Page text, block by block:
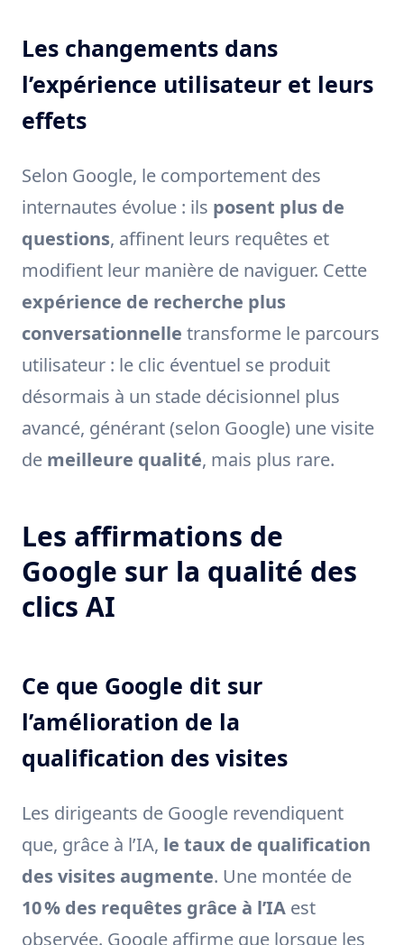
Les changements dans
l’expérience utilisateur et leurs
effets
Selon Google, le comportement des
internautes évolue : ils posent plus de
questions, affinent leurs requêtes et
modifient leur manière de naviguer. Cette
expérience de recherche plus
conversationnelle transforme le parcours
utilisateur : le clic éventuel se produit
désormais à un stade décisionnel plus
avancé, générant (selon Google) une visite
de meilleure qualité, mais plus rare.
Les affirmations de
Google sur la qualité des
clics AI
Ce que Google dit sur
l’amélioration de la
qualification des visites
Les dirigeants de Google revendiquent
que, grâce à l’IA, le taux de qualification
des visites augmente. Une montée de
10 % des requêtes grâce à l’IA est
observée. Google affirme que lorsque les